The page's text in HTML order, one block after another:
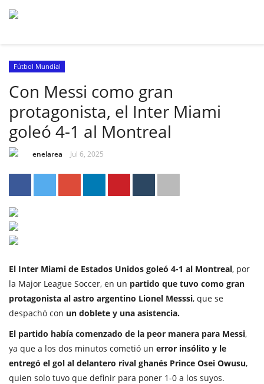
Fútbol Mundial
Con Messi como gran
protagonista, el Inter Miami
goleó 4-1 al Montreal
enelarea Jul 6, 2025
El Inter Miami de Estados Unidos goleó 4-1 al Montreal, por
la Major League Soccer, en un partido que tuvo como gran
protagonista al astro argentino Lionel Messsi, que se
despachó con un doblete y una asistencia.
El partido había comenzado de la peor manera para Messi,
ya que a los dos minutos cometió un error insólito y le
entregó el gol al delantero rival ghanés Prince Osei Owusu,
quien solo tuvo que definir para poner 1-0 a los suyos.